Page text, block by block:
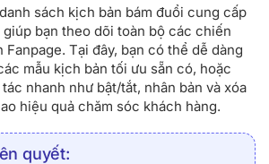
sách kịch bản bám đuổi cung cấp
bạn theo dõi toàn bộ các chiến
Tại đây, bạn có thể dễ dàng
mẫu kịch bản tối ưu sẵn có, hoặc
nhanh như bật/tắt, nhân bản và xóa
hiệu quả chăm sóc khách hàng.
quyết: